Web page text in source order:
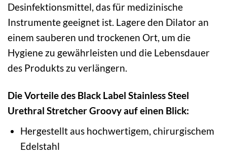
Desinfektionsmittel, das für medizinische
Instrumente geeignet ist. Lagere den Dilator an
einem sauberen und trockenen Ort, um die
Hygiene zu gewährleisten und die Lebensdauer
des Produkts zu verlängern.
Die Vorteile des Black Label Stainless Steel
Urethral Stretcher Groovy auf einen Blick:
Hergestellt aus hochwertigem, chirurgischem
Edelstahl